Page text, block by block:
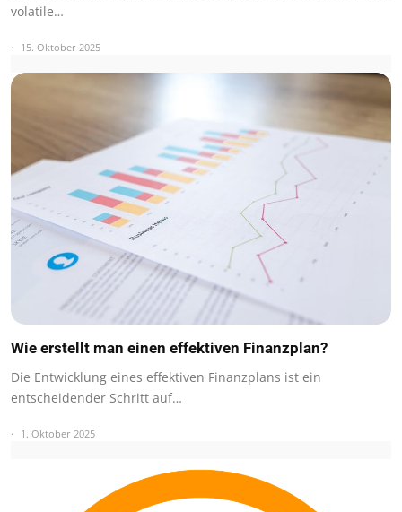
volatile…
15. Oktober 2025
Wie erstellt man einen effektiven Finanzplan?
Die Entwicklung eines effektiven Finanzplans ist ein
entscheidender Schritt auf…
1. Oktober 2025